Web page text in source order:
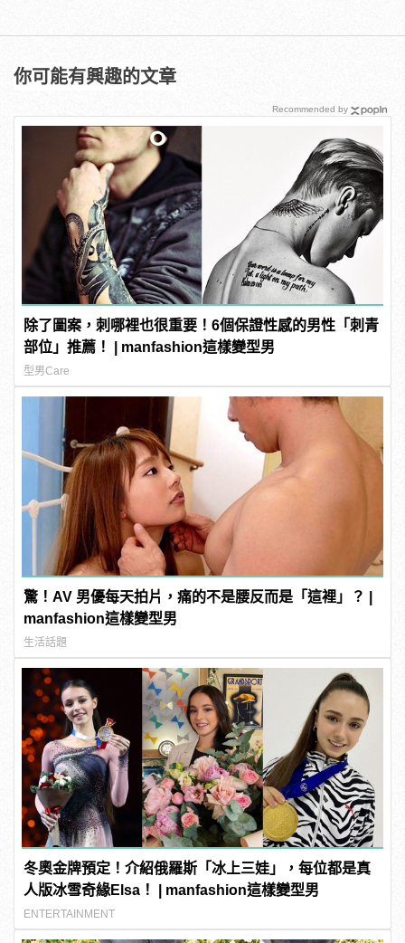
你可能有興趣的文章
除了圖案，刺哪裡也很重要！6個保證性感的男性「刺青
部位」推薦！ | manfashion這樣變型男
型男Care
驚！AV 男優每天拍片，痛的不是腰反而是「這裡」？ |
manfashion這樣變型男
生活話題
冬奧金牌預定！介紹俄羅斯「冰上三娃」，每位都是真
人版冰雪奇緣Elsa！ | manfashion這樣變型男
ENTERTAINMENT
Recommended by